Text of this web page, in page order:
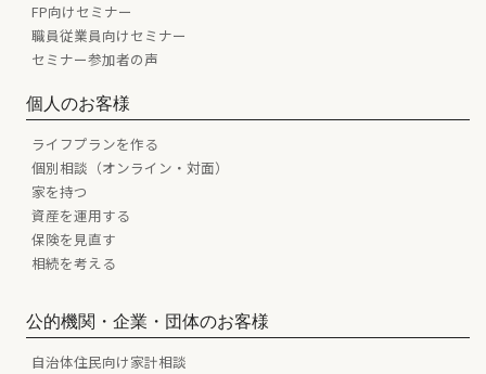
FP向けセミナー
職員従業員向けセミナー
セミナー参加者の声
個人のお客様
ライフプランを作る
個別相談（オンライン・対面）
家を持つ
資産を運用する
保険を見直す
相続を考える
公的機関・企業・団体のお客様
自治体住民向け家計相談